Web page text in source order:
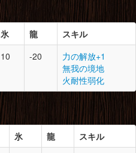
黒狼鳥の鱗×5
黒狼鳥の甲殻×4
のりこねバッタ×4
ドスゲネポスの皮×2
紅蓮石×1
尾槌竜の苔甲×4
竜骨【大】×3
垂皮竜の皮×2
爆鎚竜の耐熱殻×2
盾虫の甲殻×4
火炎袋×3
純白の龍鱗×2
ライトクリスタル×2
尾槌竜の角×2
上竜骨×2
尾槌竜の苔甲×4
竜骨【大】×3
草食竜の甲殻×3
天廻龍の角×1
氷 龍
スキル
10 -20
力の解放+1
無我の境地
火耐性弱化
天廻龍の角×2
天廻龍の鱗×3
純白の龍鱗×2
ライトクリスタル×2
天廻龍の鱗×3
氷 龍
スキル
必要素材